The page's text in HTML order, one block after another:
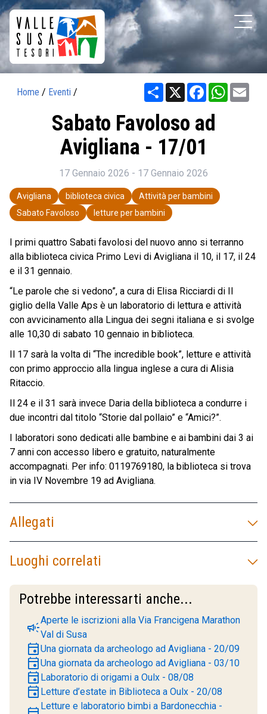
Home / Eventi / Share X Facebook
Sabato Favoloso ad
Avigliana - 17/01
17 Gennaio 2026 - 17 Gennaio 2026
Avigliana biblioteca civica
Attività per bambini
Sabato Favoloso
letture per bambini
I primi quattro Sabati favolosi del nuovo anno si terranno
alla biblioteca civica Primo Levi di Avigliana il 10, il 17, il 24
e il 31 gennaio.
“Le parole che si vedono”, a cura di Elisa Ricciardi di Il
giglio della Valle Aps è un laboratorio di lettura e attività
con avvicinamento alla Lingua dei segni italiana e si svolge
alle 10,30 di sabato 10 gennaio in biblioteca.
Il 17 sarà la volta di “The incredible book”, letture e attività
con primo approccio alla lingua inglese a cura di Alisia
Ritaccio.
Il 24 e il 31 sarà invece Daria della biblioteca a condurre i
due incontri dal titolo “Storie dal pollaio” e “Amici?”.
I laboratori sono dedicati alle bambine e ai bambini dai 3 ai
7 anni con accesso libero e gratuito, naturalmente
accompagnati. Per info: 0119769180, la biblioteca si trova
in via IV Novembre 19 ad Avigliana.
Allegati
Luoghi correlati
Potrebbe interessarti anche...
campaignAperte le iscrizioni alla Via Francigena Marathon
Val di Susa
eventUna giornata da archeologo ad Avigliana - 20/09
eventUna giornata da archeologo ad Avigliana - 03/10
event Laboratorio di origami a Oulx - 08/08
event Letture d’estate in Biblioteca a Oulx - 20/08
Letture e laboratorio bimbi a Bardonecchia -